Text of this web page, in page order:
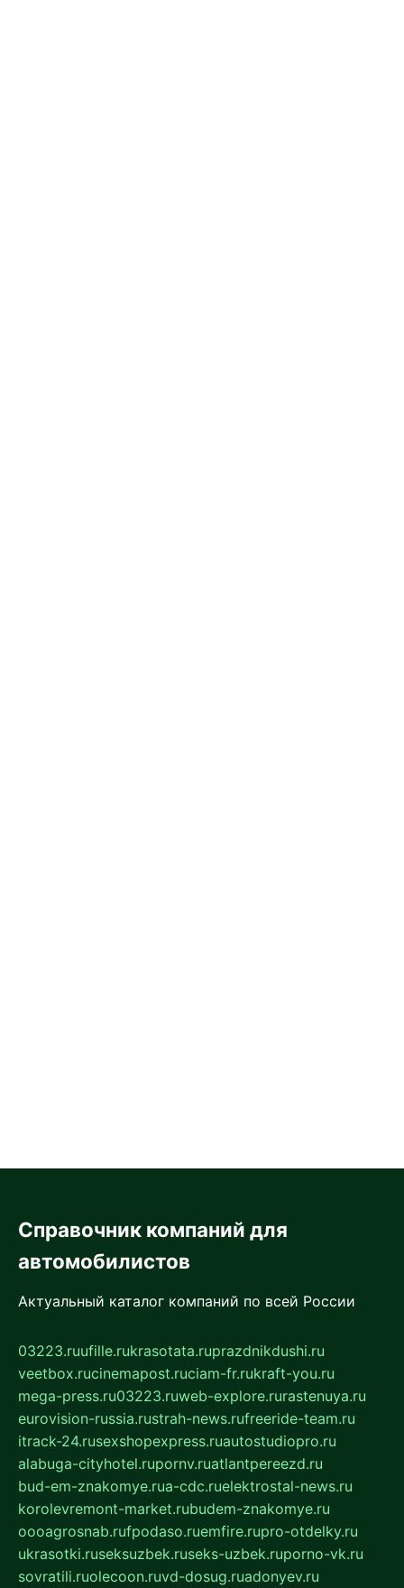
Справочник компаний для
автомобилистов
Актуальный каталог компаний по всей России
03223.ruufille.rukrasotata.ruprazdnikdushi.ru
veetbox.rucinemapost.ruciam-fr.rukraft-you.ru
mega-press.ru03223.ruweb-explore.rurastenuya.ru
eurovision-russia.rustrah-news.rufreeride-team.ru
itrack-24.rusexshopexpress.ruautostudiopro.ru
alabuga-cityhotel.rupornv.ruatlantpereezd.ru
bud-em-znakomye.rua-cdc.ruelektrostal-news.ru
korolevremont-market.rubudem-znakomye.ru
oooagrosnab.rufpodaso.ruemfire.rupro-otdelky.ru
ukrasotki.ruseksuzbek.ruseks-uzbek.ruporno-vk.ru
sovratili.ruolecoon.ruvd-dosug.ruadonyev.ru